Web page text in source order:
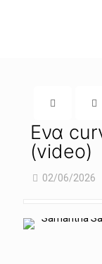
Ενα
(video)
02/06/2026